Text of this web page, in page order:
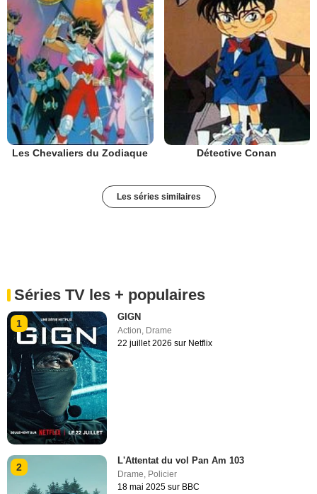
Les Chevaliers du Zodiaque Détective Conan
Les séries similaires
Séries TV les + populaires
1
GIGN
Action, Drame
22 juillet 2026 sur Netflix
2
L'Attentat du vol Pan Am 103
Drame, Policier
18 mai 2025 sur BBC